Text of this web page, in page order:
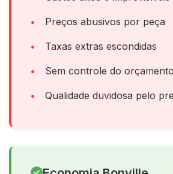
Preços abusivos por peça
Taxas extras escondidas
Sem controle do
Qualidade duvidosa pelo